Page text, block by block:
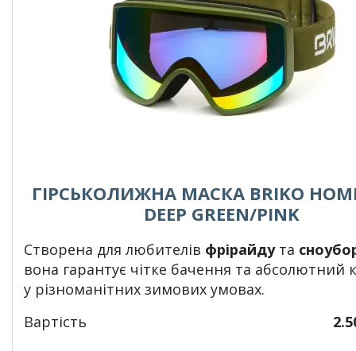
ГІРСЬКОЛИЖНА МАСКА BRIKO
DEEP GREEN/PINK
Створена для любителів фрірайдута
вона гарантує чітке бачення та абсолютний
у різноманітних зимових умовах.
Вартість